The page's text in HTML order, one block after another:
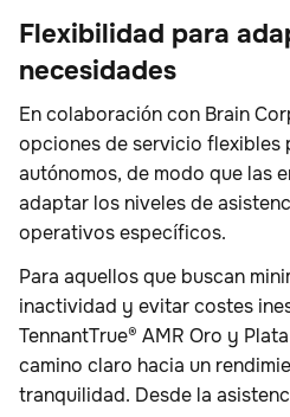
Flexibilidad para
necesidades
En colaboración con Brain
opciones de servicio flexibles
autónomos, de modo que las
adaptar los niveles de
operativos específicos.
Para aquellos que buscan
inactividad y evitar costes
TennantTrue® AMR Oro y
camino claro hacia un
tranquilidad. Desde la